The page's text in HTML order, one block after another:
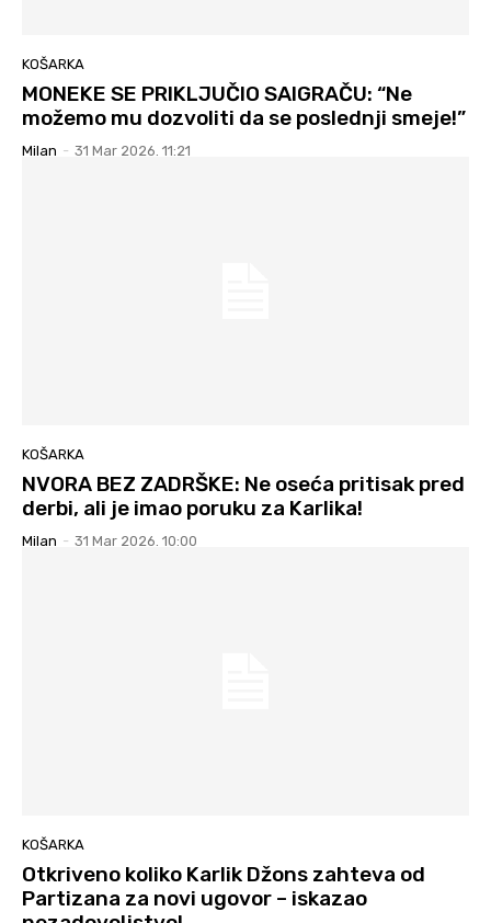
KOŠARKA
MONEKE SE PRIKLJUČIO SAIGRAČU: “Ne
možemo mu dozvoliti da se poslednji smeje!”
Milan - 31 Mar 2026. 11:21
KOŠARKA
NVORA BEZ ZADRŠKE: Ne oseća pritisak pred
derbi, ali je imao poruku za Karlika!
Milan - 31 Mar 2026. 10:00
KOŠARKA
Otkriveno koliko Karlik Džons zahteva od
Partizana za novi ugovor – iskazao